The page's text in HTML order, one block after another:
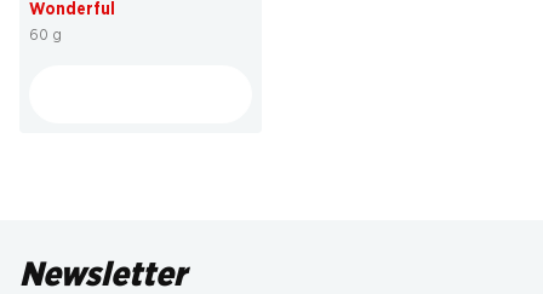
Wonderful
60 g
Newsletter